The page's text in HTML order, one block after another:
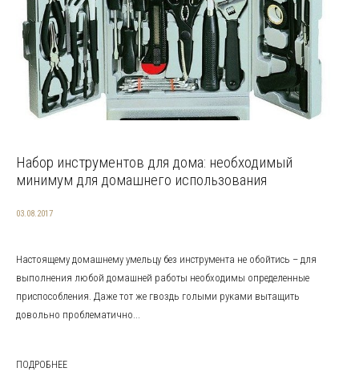
Набор инструментов для дома: необходимый
минимум для домашнего использования
03.08.2017
Настоящему домашнему умельцу без инструмента не обойтись – для
выполнения любой домашней работы необходимы определенные
приспособления. Даже тот же гвоздь голыми руками вытащить
довольно проблематично...
ПОДРОБНЕЕ